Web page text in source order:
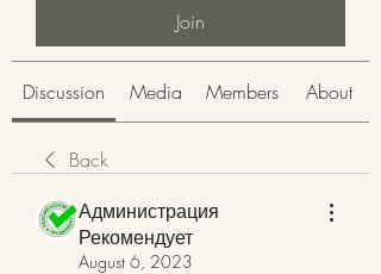
Join
Discussion Media Members About
Back
Администрация
Рекомендует
August 6, 2023